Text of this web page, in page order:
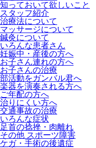
知っておいて欲しいこと
スタッフ紹介
治療法について
マッサージについて
鍼灸について
いろんな患者さん
妊娠中・産後の方へ
お子さん連れの方へ
お子さんの治療
部活動をガンバル君へ
楽器を演奏される方へ
ご年配の方へ
治りにくい方へ
交通事故の治療
いろんな症状
足首の捻挫・肉離れ
その他 スポーツ障害
ケガ・手術の後遺症